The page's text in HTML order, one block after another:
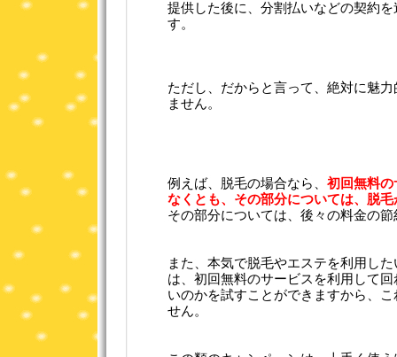
提供した後に、分割払いなどの契約
す。
ただし、だからと言って、絶対に魅
ません。
例えば、脱毛の場合なら、 初回無料の
なくとも、その部分については、脱
その部分については、後々の料金の
また、本気で脱毛やエステを利用し
は、初回無料のサービスを利用して
いのかを試すことができますから、
せん。